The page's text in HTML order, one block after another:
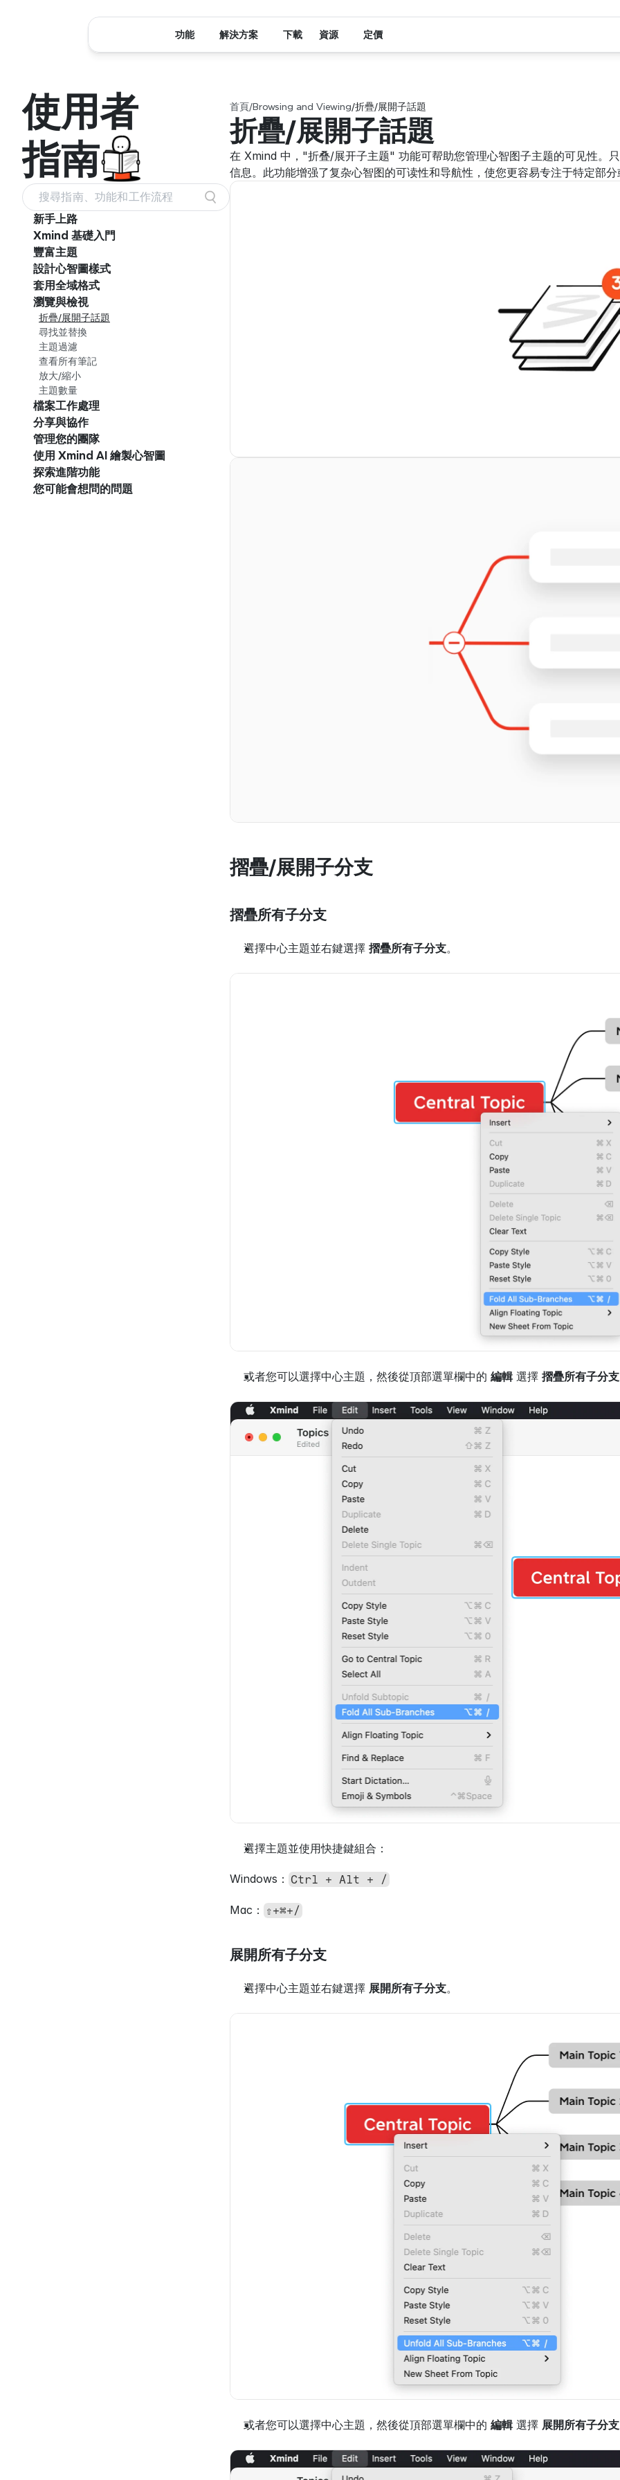
使用者
指南
搜尋指南、功能和工作流程
新手上路
Xmind 基礎入門
豐富主題
設計心智圖樣式
套用全域格式
瀏覽與檢視
折疊/展開子話題
尋找並替換
主題過濾
查看所有筆記
放大/縮小
主題數量
檔案工作處理
分享與協作
管理您的團隊
使用 Xmind AI 繪製心智圖
探索進階功能
您可能會想問的問題
首頁 /Browsing and Viewing/折疊/展開子話題
折疊/展開子話題
在 Xmind 中，"折叠/展开子主题" 功能可帮助您管理心智图子主题的可见性。
信息。此功能增强了复杂心智图的可读性和导航性，使您更容易专注于特定部
摺疊/展開子分支
摺疊所有子分支
選擇中心主題並右鍵選擇 摺疊所有子分支。
或者您可以選擇中心主題，然後從頂部選單欄中的 編輯 選擇 摺疊所有子分支
選擇主題並使用快捷鍵組合：
Windows： Ctrl + Alt + /
Mac： ⇧+⌘+/
展開所有子分支
選擇中心主題並右鍵選擇 展開所有子分支。
或者您可以選擇中心主題，然後從頂部選單欄中的 編輯 選擇 展開所有子分支
功能 解決方案 下載 資源 定價